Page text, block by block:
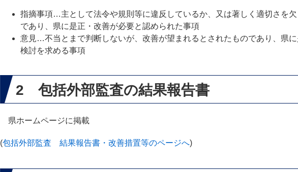
指摘事項…主として法令や規則等に違反しているか、又は著しく適切さを
であり、県に是正・改善が必要と認められた事項
意見…不当とまで判断しないが、改善が望まれるとされたものであり、県
検討を求める事項
2 包括外部監査の結果報告書
県ホームページに掲載
(包括外部監査 結果報告書・改善措置等のページへ)